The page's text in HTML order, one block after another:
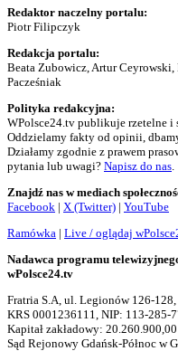
Redaktor naczelny portalu:
Piotr Filipczyk
Redakcja portalu:
Beata Zubowicz, Artur
Pacześniak
Polityka redakcyjna:
WPolsce24.tv publikuje rzetelne i
Oddzielamy fakty od opinii,
Działamy zgodnie z prawem
pytania lub uwagi? Napisz do nas
Znajdź nas w mediach
Facebook | X (Twitter) | YouTube
Ramówka | Live / oglądaj
Nadawca programu
wPolsce24.tv
Fratria S.A, ul. Legionów 126-
KRS 0001236111, NIP: 113-285-
Kapitał zakładowy:
Sąd Rejonowy Gdańsk-Północ w